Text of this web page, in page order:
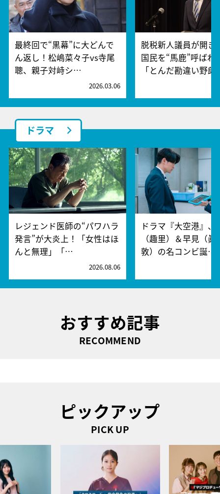
最終回で“黒幕”に大どんで
ん返し！松嶋菜々子vs寺尾
聰、親子対峙シ…
2026.03.06
脱税新人議員が開
国民を“馬鹿”呼ばわ
「とんだ勘違い野
ドラマ
レジェンド医師の“パワハラ
発言”が大炎上！「女性はほ
んと無理」「…
2026.08.06
ドラマ『大空港』、
（趣里）＆早見（眞
敦）の名コンビ誕…
おすすめ記事
RECOMMEND
ピックアップ
PICK UP